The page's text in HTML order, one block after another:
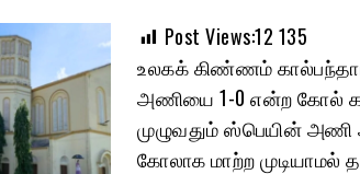
Post Views:12 135
உலகக் கிண்ணம்
அணியை 1-0 என்ற கோல்
முழுவதும் ஸ்பெயின்
கோலாக மாற்ற முடியாமல்